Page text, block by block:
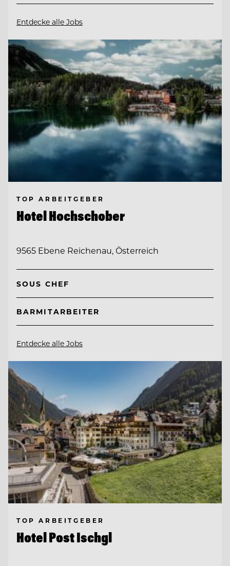
Entdecke alle Jobs
TOP ARBEITGEBER
Hotel Hochschober
9565 Ebene Reichenau, Österreich
SOUS CHEF
BARMITARBEITER
Entdecke alle Jobs
TOP ARBEITGEBER
Hotel Post Ischgl